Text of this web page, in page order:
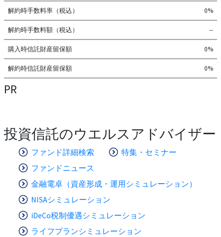
解約時手数料率（税込） 0%
解約時手数料額（税込） --
購入時信託財産留保額 0%
解約時信託財産留保額 0%
PR
投資信託のウエルスアドバイザー
ファンド詳細検索
特集・セミナー
ファンドニュース
金融電卓（資産形成・運用シミュレーション）
NISAシミュレーション
iDeCo税制優遇シミュレーション
ライフプランシミュレーション